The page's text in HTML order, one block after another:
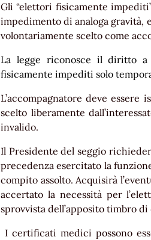
Gli “elettori fisicamente
impedimento di analoga
volontariamente scelto come
La legge riconosce il diritto a
fisicamente impediti solo
L’accompagnatore deve
scelto liberamente
invalido.
Il Presidente del seggio
precedenza esercitato la
compito assolto. Acquisirà
accertato la necessità per
sprovvista dell’apposito timbro
I certificati medici possono